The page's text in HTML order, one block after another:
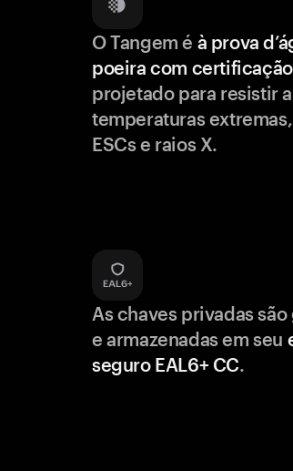
O Tangem é à prova
poeira com
projetado para resistir a
temperaturas extremas,
ESCs e raios X.
As chaves privadas são
e armazenadas em seu
seguro EAL6+ CC.